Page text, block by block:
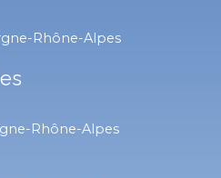
Rhône-Alpes
Rhône-Alpes